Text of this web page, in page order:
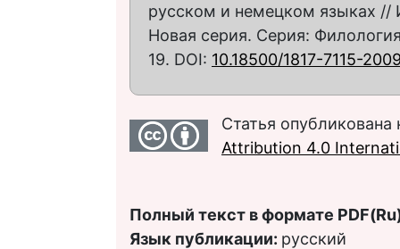
русском и немецком языках //
Новая серия. Серия:
19. DOI: 10.18500/1817-7115-
Статья
Attribution 4.0
Полный текст в формате
Язык публикации: русский